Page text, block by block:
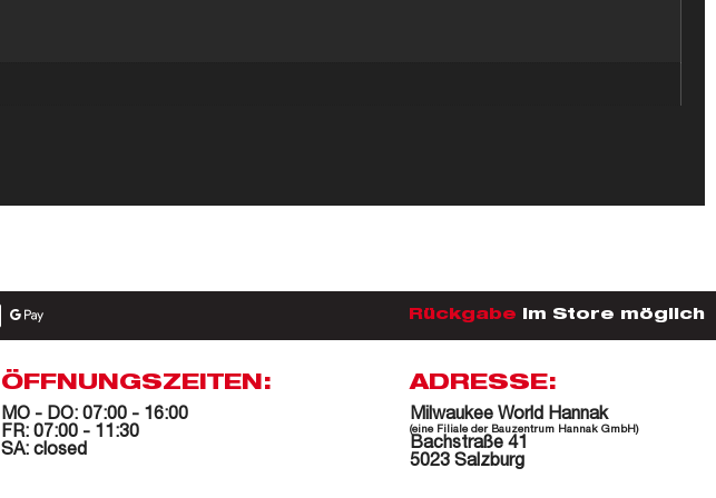
Rückgabe im Store möglich
ÖFFNUNGSZEITEN:
MO - DO: 07:00 - 16:00
FR: 07:00 - 11:30
SA: closed
ADRESSE:
Milwaukee World Hannak
(eine Filiale der Bauzentrum Hannak GmbH)
Bachstraße 41
5023 Salzburg